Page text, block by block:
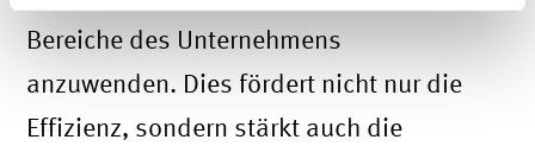
Bereiche des Unternehmens
anzuwenden. Dies fördert nicht nur die
Effizienz, sondern stärkt auch die